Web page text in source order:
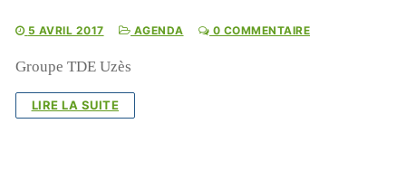
5 AVRIL 2017 AGENDA 0 COMMENTAIRE
Groupe TDE Uzès
LIRE LA SUITE